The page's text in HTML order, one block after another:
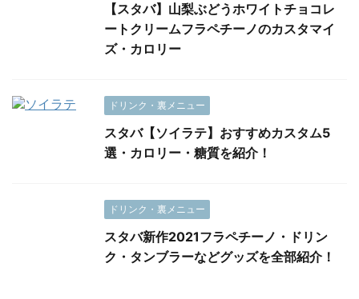
【スタバ】山梨ぶどうホワイトチョコレ
ートクリームフラペチーノのカスタマイ
ズ・カロリー
ドリンク・裏メニュー
スタバ【ソイラテ】おすすめカスタム5
選・カロリー・糖質を紹介！
ドリンク・裏メニュー
スタバ新作2021フラペチーノ・ドリン
ク・タンブラーなどグッズを全部紹介！